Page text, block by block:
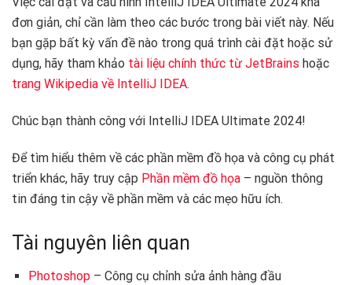
đơn giản, chỉ cần làm theo các bước trong bài viết này. Nếu
bạn gặp bất kỳ vấn đề nào trong quá trình cài đặt hoặc sử
dụng, hãy tham khảo tài liệu chính thức từ JetBrains hoặc
trang Wikipedia về IntelliJ IDEA.
Chúc bạn thành công với IntelliJ IDEA Ultimate 2024!
Để tìm hiểu thêm về các phần mềm đồ họa và công cụ phát
triển khác, hãy truy cập Phần mềm đồ họa – nguồn thông
tin đáng tin cậy về phần mềm và các mẹo hữu ích.
Tài nguyên liên quan
Photoshop– Công cụ chỉnh sửa ảnh hàng đầu